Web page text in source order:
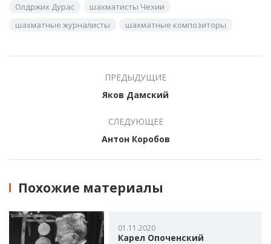
Олдржих Дурас
шахматисты Чехии
шахматные журналисты
шахматные композиторы
ПРЕДЫДУЩИЕ
Яков Дамский
СЛЕДУЮЩЕЕ
Антон Коробов
Похожие материалы
01.11.2020
Карел Опоченский